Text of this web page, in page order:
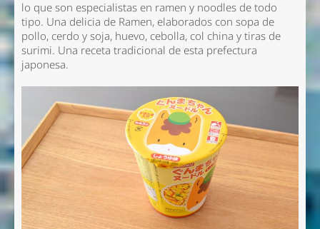
lo que son especialistas en ramen y noodles de todo
tipo. Una delicia de Ramen, elaborados con sopa de
pollo, cerdo y soja, huevo, cebolla, col china y tiras de
surimi. Una receta tradicional de esta prefectura
japonesa.